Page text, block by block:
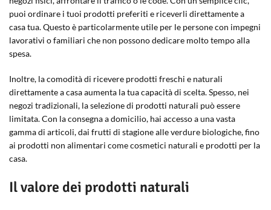
puoi ordinare i tuoi prodotti preferiti e riceverli direttamente a
casa tua. Questo è particolarmente utile per le persone con impegni
lavorativi o familiari che non possono dedicare molto tempo alla
spesa.
Inoltre, la comodità di ricevere prodotti freschi e naturali
direttamente a casa aumenta la tua capacità di scelta. Spesso, nei
negozi tradizionali, la selezione di prodotti naturali può essere
limitata. Con la consegna a domicilio, hai accesso a una vasta
gamma di articoli, dai frutti di stagione alle verdure biologiche, fino
ai prodotti non alimentari come cosmetici naturali e prodotti per la
casa.
Il valore dei prodotti naturali